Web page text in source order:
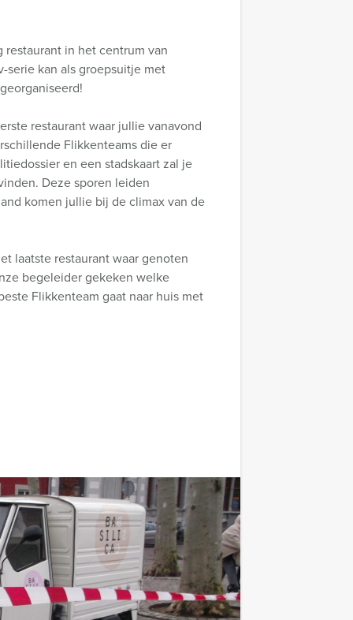
in het centrum van
serie kan als groepsuitje met
restaurant waar jullie vanavond
Flikkenteams die er
en een stadskaart zal je
Deze sporen leiden
komen jullie bij de climax van de
laatste restaurant waar genoten
begeleider gekeken welke
Flikkenteam gaat naar huis met